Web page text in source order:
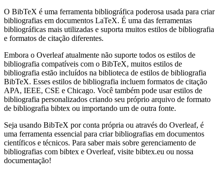
O BibTeX é uma ferramenta bibliográfica poderosa usada para criar
bibliografias em documentos LaTeX. É uma das ferramentas
bibliográficas mais utilizadas e suporta muitos estilos de bibliografia
e formatos de citação diferentes.
Embora o Overleaf atualmente não suporte todos os estilos de
bibliografia compatíveis com o BibTeX, muitos estilos de
bibliografia estão incluídos na biblioteca de estilos de bibliografia
BibTeX. Esses estilos de bibliografia incluem formatos de citação
APA, IEEE, CSE e Chicago. Você também pode usar estilos de
bibliografia personalizados criando seu próprio arquivo de formato
de bibliografia bibtex ou importando um de outra fonte.
Seja usando BibTeX por conta própria ou através do Overleaf, é
uma ferramenta essencial para criar bibliografias em documentos
científicos e técnicos. Para saber mais sobre gerenciamento de
bibliografias com bibtex e Overleaf, visite bibtex.eu ou nossa
documentação!